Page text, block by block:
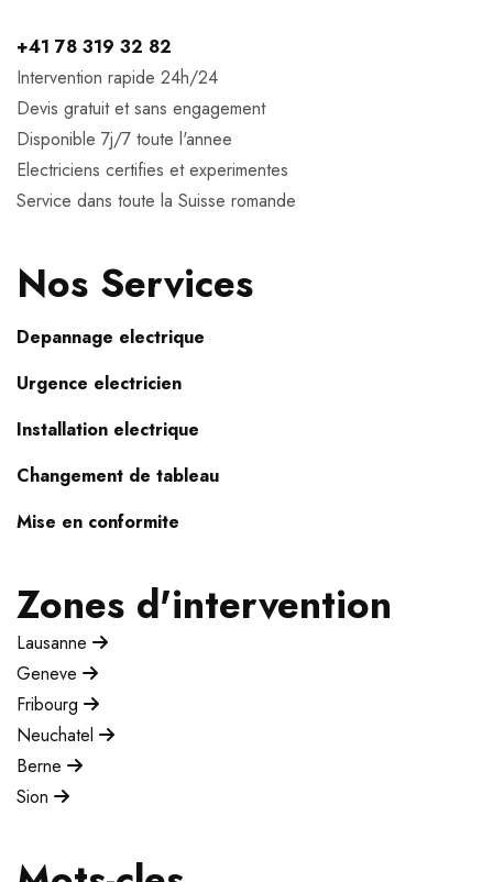
+41 78 319 32 82
Intervention rapide 24h/24
Devis gratuit et sans engagement
Disponible 7j/7 toute l'annee
Electriciens certifies et experimentes
Service dans toute la Suisse romande
Nos Services
Depannage electrique
Urgence electricien
Installation electrique
Changement de tableau
Mise en conformite
Zones d'intervention
Lausanne
Geneve
Fribourg
Neuchatel
Berne
Sion